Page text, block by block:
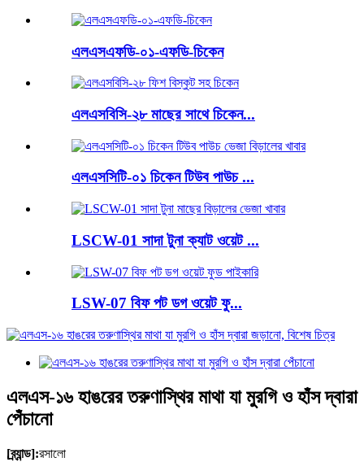
এলএসএফডি-০১-এফডি-চিকেন
এলএসবিসি-২৮ মাছের সাথে চিকেন...
এলএসসিটি-০১ চিকেন টিউব পাউচ ...
LSCW-01 সাদা টুনা ক্যাট ওয়েট ...
LSW-07 বিফ পট ডগ ওয়েট ফু...
এলএস-১৬ হাঙরের তরুণাস্থির মাথা যা মুরগি ও হাঁস দ্বারা
পেঁচানো
[ব্র্যান্ড]:রসালো